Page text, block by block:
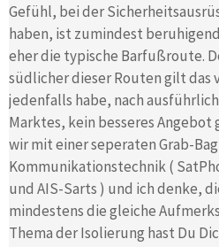
Gefühl, bei der
haben, ist zumindest
eher die typische Barfußroute.
südlicher dieser Routen gilt das
jedenfalls habe, nach
Marktes, kein besseres
wir mit einer seperaten Grab-
Kommunikationstechnik (
und AIS-Sarts ) und ich denke,
mindestens die gleiche
Thema der Isolierung hast Du